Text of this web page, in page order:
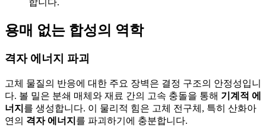
용매 없는 합성의 역학
격자 에너지 파괴
고체 물질의 반응에 대한 주요 장벽은 결정 구조의 안정성입니
다. 볼 밀은 분쇄 매체와 재료 간의 고속 충돌을 통해 기계적 에
너지 를 생성합니다. 이 물리적 힘은 고체 전구체, 특히 산화아
연의 격자 에너지 를 파괴하기에 충분합니다.